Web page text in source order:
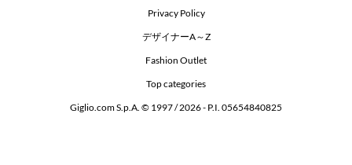
Privacy Policy
デザイナーA～Z
Fashion Outlet
Top categories
Giglio.com S.p.A. © 1997 / 2026 - P.I. 05654840825